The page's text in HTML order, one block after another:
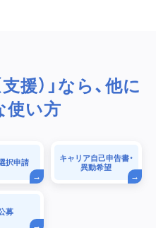
援）」なら、他に
使い方
択申請 キャリア自己申告書・
異動希望
募